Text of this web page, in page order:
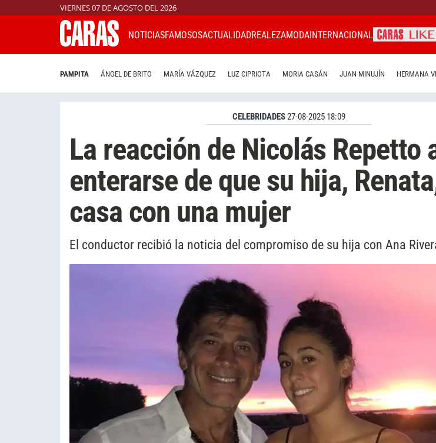
VIERNES 07 DE AGOSTO DEL 2026
NOTICIASFAMOSOSACTUALIDADREALEZAMODAINTERNACIONAL
PAMPITA ÁNGEL DE BRITO MARÍA VÁZQUEZ LUZ CIPRIOTA MORIA CASÁN JUAN MINUJÍN HERMANA
CELEBRIDADES27-08-2025 18:09
La reacción de Nicolás Repetto
enterarse de que su hija,
casa con una mujer
El conductor recibió la noticia del compromiso de su hija con Ana